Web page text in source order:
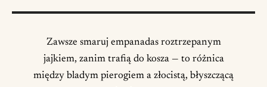
Zawsze smaruj empanadas roztrzepanym
jajkiem, zanim trafią do kosza — to różnica
między bladym pierogiem a złocistą, błyszczącą